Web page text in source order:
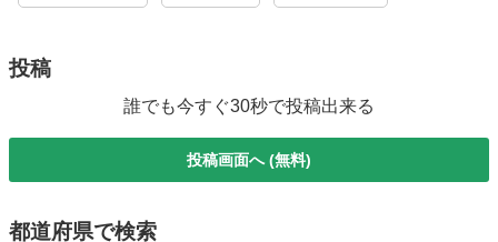
投稿
誰でも今すぐ30秒で投稿出来る
投稿画面へ (無料)
都道府県で検索